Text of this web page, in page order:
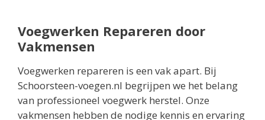
Voegwerken Repareren door
Vakmensen
Voegwerken repareren is een vak apart. Bij
Schoorsteen-voegen.nl begrijpen we het belang
van professioneel voegwerk herstel. Onze
vakmensen hebben de nodige kennis en ervaring